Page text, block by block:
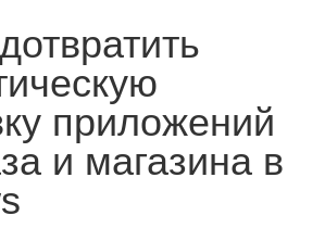
приложений
и магазина в